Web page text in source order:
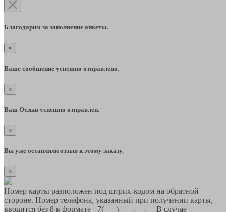
Благодарим за заполнение анкеты.
×
Ваше сообщение успешно отправлено.
×
Ваш Отзыв успешно отправлен.
×
Вы уже оставляли отзыв к этому заказу.
×
Номер карты разположен под штрих-кодом на обратной
стороне. Номер телефона, указанный при получении карты,
вводится без 8 в формате +7(___)-___-__-__ В случае